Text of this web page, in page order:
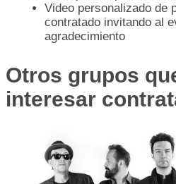
Video personalizado de
contratado invitando al
agradecimiento
Otros grupos
interesar